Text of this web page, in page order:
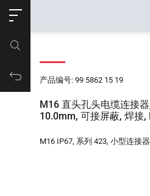
购物车产品编号: 99 5862 15 19
M16 直头孔头电缆连接
10.0mm, 可接屏蔽, 焊接
M16 IP67, 系列 423, 小型连接器